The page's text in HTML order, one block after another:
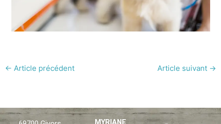
← Article précédent Article suivant →
MYRIANE